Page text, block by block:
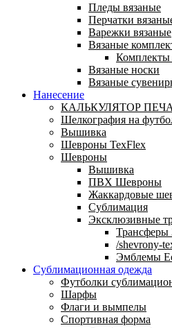
Пледы вязаные
Перчатки
Варежки вязаные
Вязаные
Комплекты
Вязаные носки
Вязаные
Нанесение
КАЛЬКУЛЯТОР
Шелкография на
Вышивка
Шевроны TexFlex
Шевроны
Вышивка
ПВХ Шевроны
Жаккардовые
Сублимация
Эксклюзивные
Трансферы
/shevrony-
Эмблемы
Сублимационная одежда
Футболки
Шарфы
Флаги и вымпелы
Спортивная форма